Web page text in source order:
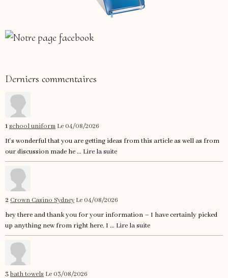
Derniers commentaires
1school uniform Le 04/08/2026
It's wonderful that you are getting ideas from this article as well as from
our discussion made he ... Lire la suite
2 Crown Casino Sydney Le 04/08/2026
hey there and thank you for your information – I have certainly picked
up anything new from right here. I ... Lire la suite
3bath towels Le 03/08/2026